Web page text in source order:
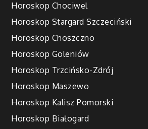
Horoskop Chociwel
Horoskop Stargard Szczeciński
Horoskop Choszczno
Horoskop Goleniów
Horoskop Trzcińsko-Zdrój
Horoskop Maszewo
Horoskop Kalisz Pomorski
Horoskop Białogard